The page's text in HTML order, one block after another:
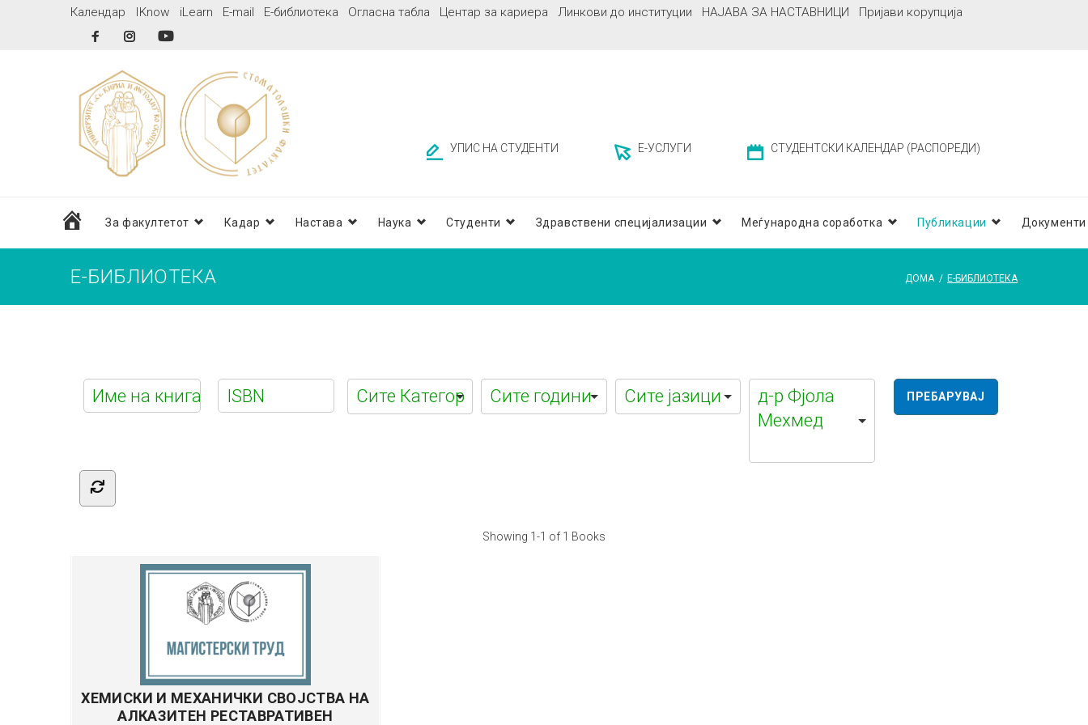
Календар IKnow iLearn E-mail Е-библиотека Огласна табла Центар за кариера Линкови до институции НАЈАВА ЗА НАСТАВНИЦИ Пријави корупција
FacebookInstagram
УПИС НА СТУДЕНТИ Е-УСЛУГИ СТУДЕНТСКИ КАЛЕНДАР (РАСПОРЕДИ)
домаЗа факултетот Кадар Настава Наука Студенти Здравствени специјализации Меѓународна соработка Публикации Документи
Е-БИБЛИОТЕКА ДОМА / Е-БИБЛИОТЕКА
Е-
библиотека
д-р Фјола
Мехмед
Showing 1-1 of 1 Books
ХЕМИСКИ И МЕХАНИЧКИ СВОЈСТВА НА
АЛКАЗИТЕН РЕСТАВРАТИВЕН